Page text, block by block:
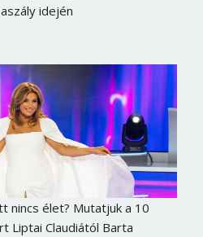
idején
nincs élet? Mutatjuk a 10
Liptai Claudiától Barta